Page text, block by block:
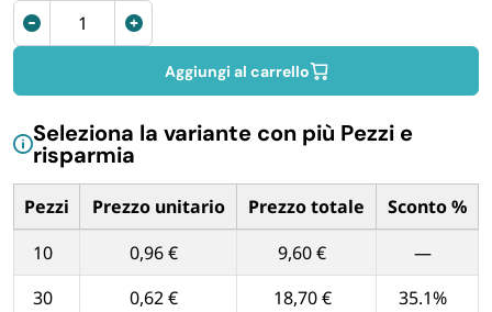
PET
FORNITURE SETTORE HO.RE.CA
BIODEGRADABILE
Candele
rosse
in
paraffina
quantità
Aggiungi al carrello
Seleziona la variante con più Pezzi e
risparmia
Tabella dei prezzi unitari in base alla quantità di Pezzi
Pezzi Prezzo unitario Prezzo totale
Sconto %
10
0,96 € 9,60 €
—
30
0,62 € 18,70 €
35.1%